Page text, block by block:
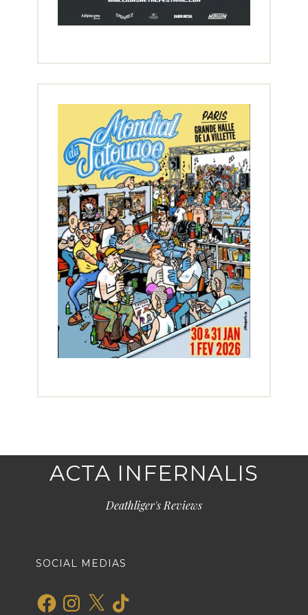
ACTA INFERNALIS
Deathliger's Reviews
SOCIAL MEDIAS
FacebookInstagram
X TikTok